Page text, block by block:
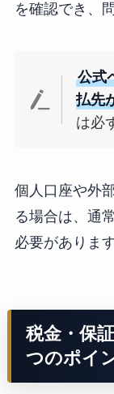
を確認でき、
公式
払先
は必
個人口座や外
る場合は、通
必要があります
税金・保
つのポイ